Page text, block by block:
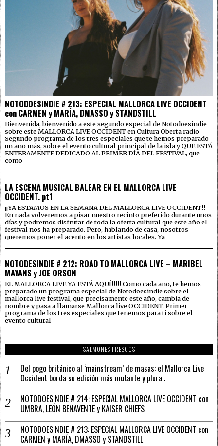
NOTODOESINDIE # 213: ESPECIAL MALLORCA LIVE OCCIDENT
con CARMEN y MARÍA, DMASSO y STANDSTILL
Bienvenida, bienvenido a este segundo especial de Notodoesindie
sobre este MALLORCA LIVE OCCIDENT en Cultura Oberta radio
Segundo programa de los tres especiales que te hemos preparado
un año más, sobre el evento cultural principal de la isla y QUE ESTÁ
ENTERAMENTE DEDICADO AL PRIMER DÍA DEL FESTIVAL, que
como
LA ESCENA MUSICAL BALEAR EN EL MALLORCA LIVE
OCCIDENT. pt1
¡¡YA ESTAMOS EN LA SEMANA DEL MALLORCA LIVE OCCIDENT!!
En nada volveremos a pisar nuestro recinto preferido durante unos
días y podremos disfrutar de toda la oferta cultural que este año el
festival nos ha preparado. Pero, hablando de casa, nosotros
queremos poner el acento en los artistas locales. Ya
NOTODESINDIE # 212: ROAD TO MALLORCA LIVE – MARIBEL
MAYANS y JOE ORSON
EL MALLORCA LIVE YA ESTÁ AQUÍ!!!!! Como cada año, te hemos
preparado un programa especial de Notodoesindie sobre el
mallorca live festival, que precisamente este año, cambia de
nombre y pasa a llamarse Mallorca live OCCIDENT. Primer
programa de los tres especiales que tenemos para ti sobre el
evento cultural
SALMONES FRESCOS
Del pogo británico al ‘mainstream’ de masas: el Mallorca Live
Occident borda su edición más mutante y plural.
NOTODOESINDIE # 214: ESPECIAL MALLORCA LIVE OCCIDENT con
UMBRA, LEÓN BENAVENTE y KAISER CHIEFS
NOTODOESINDIE # 213: ESPECIAL MALLORCA LIVE OCCIDENT con
CARMEN y MARÍA, DMASSO y STANDSTILL